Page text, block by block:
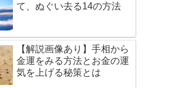
て、ぬぐい去る14の方法
【解説画像あり】手相から
金運をみる方法とお金の運
気を上げる秘策とは